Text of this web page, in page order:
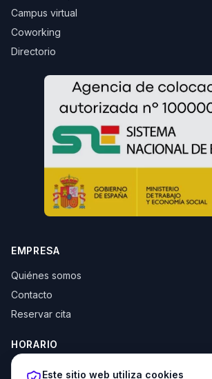
Campus virtual
Coworking
Directorio
EMPRESA
Quiénes somos
Contacto
Reservar cita
HORARIO
Lun–Jue: 10:00–14:00 y 16:30–20:00
Este sitio web utiliza cookies